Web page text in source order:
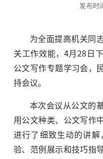
发布时
为全面提高机关同
关工作效能，4月28日
公文写作专题学习会，
持会议。
本次会议从公文的
用公文种类、公文写作
进行了细致生动的讲
验、范例展示和技巧指